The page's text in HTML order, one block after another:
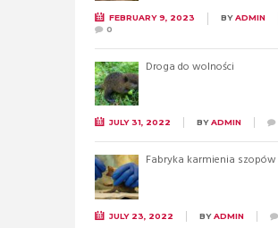
FEBRUARY 9, 2023 BYADMIN
0
Droga do wolności
JULY 31, 2022 BYADMIN
Fabryka karmienia szopów
JULY 23, 2022 BYADMIN